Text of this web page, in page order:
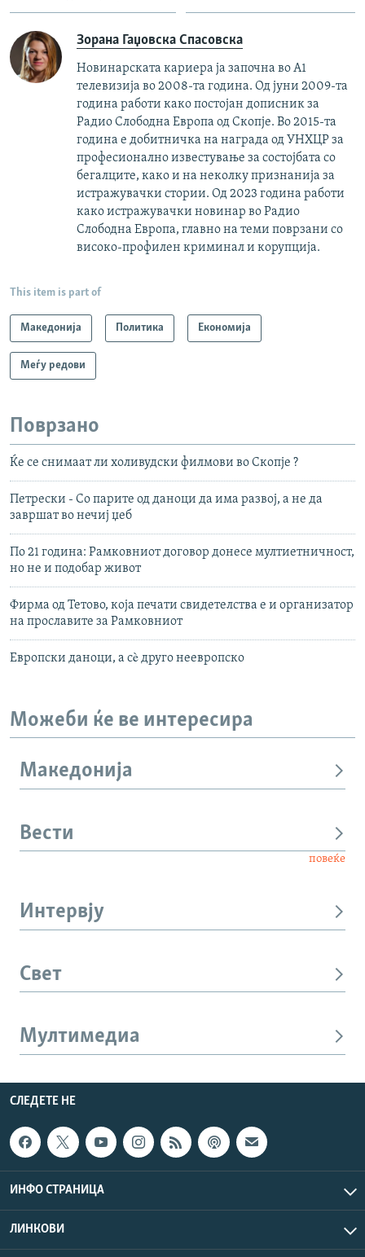
Зорана Гаџовска Спасовска
Новинарската кариера ја започна во А1
телевизија во 2008-та година. Од јуни 2009-та
година работи како постојан дописник за
Радио Слободна Европа од Скопје. Во 2015-та
година е добитничка на награда од УНХЦР за
професионално известување за состојбата со
бегалците, како и на неколку признанија за
истражувачки стории. Од 2023 година работи
како истражувачки новинар во Радио
Слободна Европа, главно на теми поврзани со
високо-профилен криминал и корупција.
This item is part of
Македонија Политика Економија
Меѓу редови
Поврзано
Ќе се снимаат ли холивудски филмови во Скопје ?
Петрески - Со парите од даноци да има развој, а не да
завршат во нечиј џеб
По 21 година: Рамковниот договор донесе мултиетничност,
но не и подобар живот
Фирма од Тетово, која печати свидетелствa е и организатор
на прославите за Рамковниот
Европски даноци, а сè друго неевропско
Можеби ќе ве интересира
Македонија
Вести
повеќе
Интервју
Свет
Мултимедиа
СЛЕДЕТЕ НЕ
ИНФО СТРАНИЦА
ЛИНКОВИ